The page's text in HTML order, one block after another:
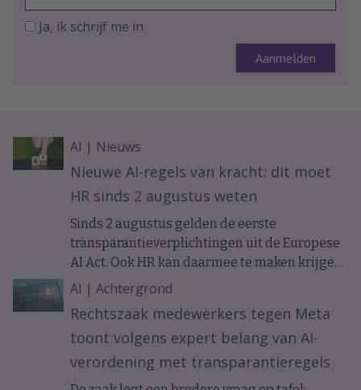
Ja, ik schrijf me in
AI | Nieuws
Nieuwe AI-regels van kracht: dit moet
HR sinds 2 augustus weten
Sinds 2 augustus gelden de eerste
transparantieverplichtingen uit de Europese
AI Act. Ook HR kan daarmee te maken krijgen.
Bijvoorbeeld als sollicitanten of medewerkers
communiceren met een AI-chatbot. Wat
verandert er precies en wanneer moet je
mensen informeren?
AI | Achtergrond
Rechtszaak medewerkers tegen Meta
toont volgens expert belang van AI-
verordening met transparantieregels